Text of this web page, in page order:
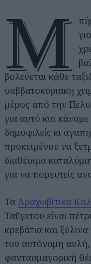
Μ
βολεύεται κάθε
σαββατοκύριακη
μέρος από την
για αυτό και
δημοφιλείς κι
προκειμένου να
διαθέσιμα
για να πορευτείς
Τα Αραχωβίτικα
Ταΰγετου είναι
κρεβάτια και
του αυτόνομη
φαντασμαγορική